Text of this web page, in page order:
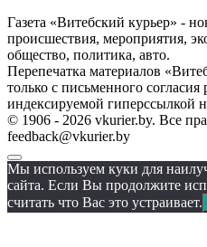
Газета «Витебский курьер» -
происшествия, мероприятия,
общество, политика, авто.
Перепечатка материалов
только с письменного
индексируемой гиперссылкой
© 1906 - 2026 vkurier.by. Все
feedback@vkurier.by
Мы используем куки для
сайта. Если Вы продолжите
считать что Вас это устраивает.